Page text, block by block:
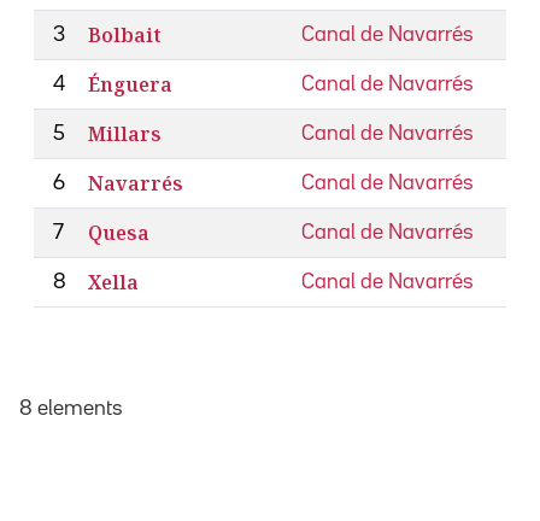
3 Bolbait Canal de Navarrés
4 Énguera Canal de Navarrés
5 Millars Canal de Navarrés
6 Navarrés Canal de Navarrés
7 Quesa Canal de Navarrés
8 Xella Canal de Navarrés
8 elements